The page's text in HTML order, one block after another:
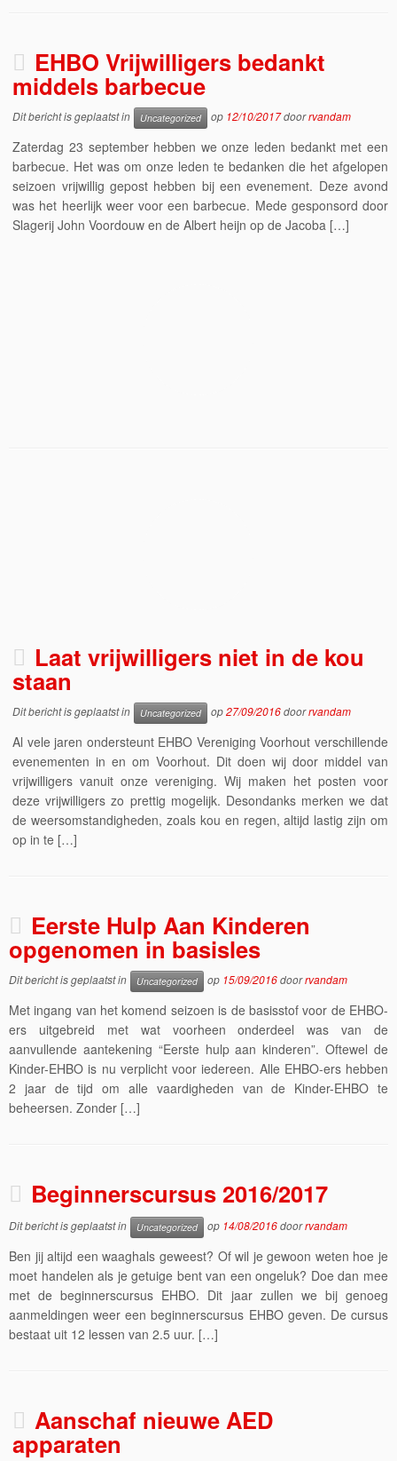
EHBO Vrijwilligers bedankt
middels barbecue
Dit bericht is geplaatst in Uncategorized op 12/10/2017doorrvandam
Zaterdag 23 september hebben we onze leden bedankt met een
barbecue. Het was om onze leden te bedanken die het afgelopen
seizoen vrijwillig gepost hebben bij een evenement. Deze avond
was het heerlijk weer voor een barbecue. Mede gesponsord door
Slagerij John Voordouw en de Albert heijn op de Jacoba […]
Laat vrijwilligers niet in de kou
staan
Dit bericht is geplaatst in Uncategorized op27/09/2016doorrvandam
Al vele jaren ondersteunt EHBO Vereniging Voorhout verschillende
evenementen in en om Voorhout. Dit doen wij door middel van
vrijwilligers vanuit onze vereniging. Wij maken het posten voor
deze vrijwilligers zo prettig mogelijk. Desondanks merken we dat
de weersomstandigheden, zoals kou en regen, altijd lastig zijn om
op in te […]
Eerste Hulp Aan Kinderen
opgenomen in basisles
Dit bericht is geplaatst in Uncategorized op 15/09/2016doorrvandam
Met ingang van het komend seizoen is de basisstof voor de EHBO-
ers uitgebreid met wat voorheen onderdeel was van de
aanvullende aantekening “Eerste hulp aan kinderen”. Oftewel de
Kinder-EHBO is nu verplicht voor iedereen. Alle EHBO-ers hebben
2 jaar de tijd om alle vaardigheden van de Kinder-EHBO te
beheersen. Zonder […]
Beginnerscursus 2016/2017
Dit bericht is geplaatst in Uncategorized op 14/08/2016doorrvandam
Ben jij altijd een waaghals geweest? Of wil je gewoon weten hoe je
moet handelen als je getuige bent van een ongeluk? Doe dan mee
met de beginnerscursus EHBO. Dit jaar zullen we bij genoeg
aanmeldingen weer een beginnerscursus EHBO geven. De cursus
bestaat uit 12 lessen van 2.5 uur. […]
Aanschaf nieuwe AED
apparaten